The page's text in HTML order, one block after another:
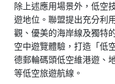
除上述應用場景外，低空
遊地位。聯盟提出充分利
觀、優美的海岸線及獨特
空中遊覽體驗，打造「低
德郵輪碼頭低空維港遊、
等低空旅遊航線。